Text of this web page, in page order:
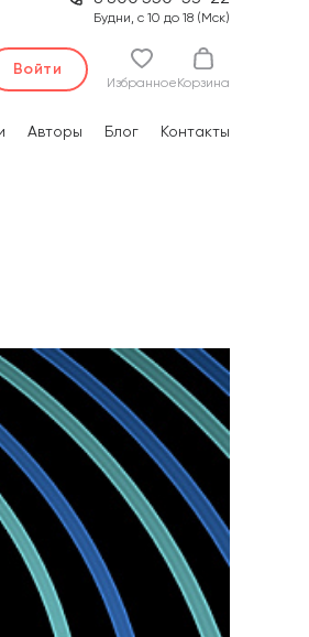
Будни, с 10 до 18 (Мск)
Войти
Избранное Корзина
Авторы Блог Контакты